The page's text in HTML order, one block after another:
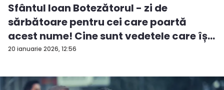
20 ianuarie 2026, 12:56
Sfântul Ioan Botezătorul - zi de
sărbătoare pentru cei care poartă
acest nume! Cine sunt vedetele care îș...